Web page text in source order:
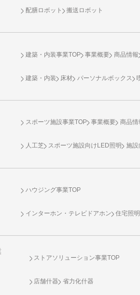
配膳ロボット 搬送ロボット
建築・内装事業TOP 事業概要 商品情報
建築・内装 床材 パーソナルボックス
スポーツ施設事業TOP 事業概要 商品情
人工芝 スポーツ施設向け LED照明 施設
ハウジング事業TOP
インターホン・テレビドアホン 住宅照明
ストアソリューション事業TOP
店舗什器 省力化什器